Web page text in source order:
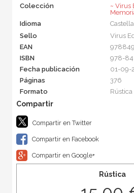
Colección
~ Virus
Idioma
Sello
Virus
EAN
ISBN
978-
Fecha publicación
01-09-
Páginas
376
Formato
Rústica
Compartir en Twitter
Compartir en Facebook
Compartir en Google+
Rústica